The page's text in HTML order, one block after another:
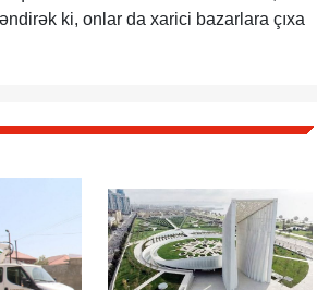
ki, onlar da xarici bazarlara çıxa